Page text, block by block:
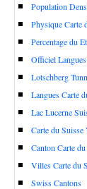
Population
Physique Carte
Percentage du
Officiel
Lotschberg
Langues Carte
Lac Lucerne
Carte du
Canton Carte
Villes Carte du
Swiss Cantons